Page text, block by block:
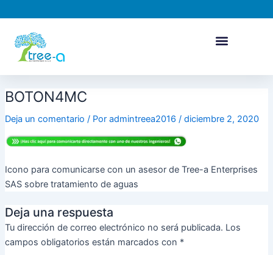
al
contenido
BOTON4MC
Deja un comentario / Por admintreea2016 / diciembre 2, 2020
Icono para comunicarse con un asesor de Tree-a Enterprises
SAS sobre tratamiento de aguas
Deja una respuesta
Tu dirección de correo electrónico no será publicada. Los
campos obligatorios están marcados con *